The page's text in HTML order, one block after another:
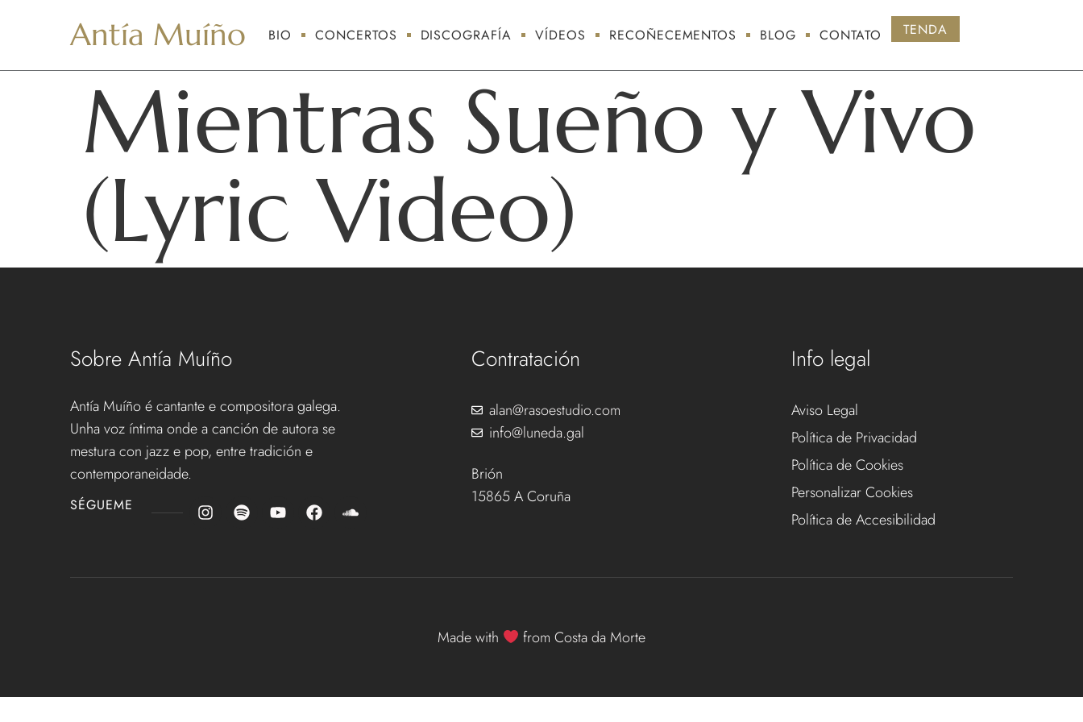
Antía Muíño BIO CONCERTOS DISCOGRAFÍA VÍDEOS RECOÑECEMENTOS BLOG CONTATO TENDA
Mientras Sueño y Vivo
(Lyric Video)
Sobre Antía Muíño
Antía Muíño é cantante e compositora galega.
Unha voz íntima onde a canción de autora se
mestura con jazz e pop, entre tradición e
contemporaneidade.
SÉGUEME
Contratación
alan@rasoestudio.com
info@luneda.gal
Brión
15865 A Coruña
Info legal
Aviso Legal
Política de Privacidad
Política de Cookies
Personalizar Cookies
Política de Accesibilidad
Made with from Costa da Morte